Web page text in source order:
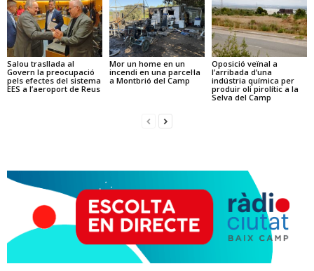
Salou trasllada al
Govern la preocupació
pels efectes del sistema
EES a l’aeroport de Reus
Mor un home en un
incendi en una parcel·la
a Montbrió del Camp
Oposició veïnal a
l’arribada d’una
indústria química per
produir oli pirolític a la
Selva del Camp